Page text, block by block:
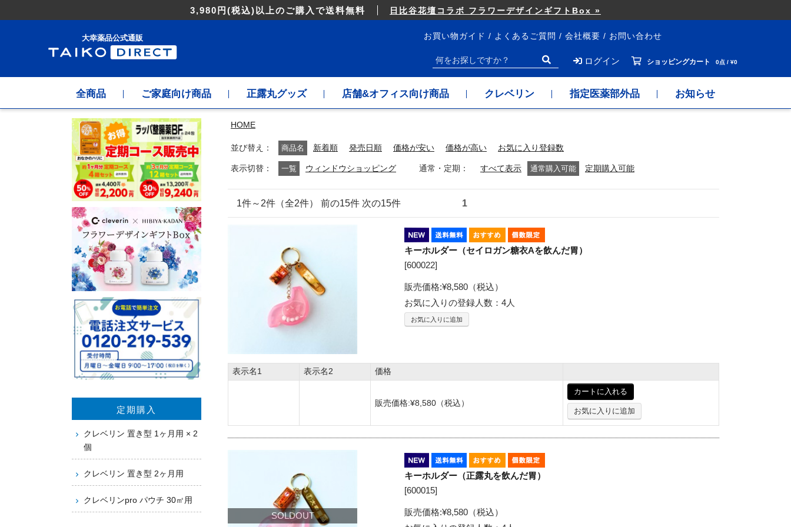
3,980円 (税込) 以上のご購入で送料無料 日比谷花壇コラボ フラワーデザインギフトBox »
大幸薬品公式通販 お買い物ガイド よくあるご質問 会社概要 お問い合わせ
ログイン ショッピングカート 0点 / ¥0
全商品 ご家庭向け商品 正露丸グッズ 店舗&オフィス向け商品 クレベリン 指定医薬部外品 お知らせ
定期購入
クレベリン 置き型 1ヶ月用 × 2
個
クレベリン 置き型 2ヶ月用
クレベリンpro パウチ 30㎡用
HOME
並び替え 商品名 新着順 発売日順 価格が安い 価格が高い お気に入り登録数
表示切替 一覧 ウィンドウショッピング 通常・定期 すべて表示 通常購入可能 定期購入可能
1件～2件（全2件） 前の15件 次の15件 1
キーホルダー（セイロガン糖衣Aを飲んだ胃）
[600022]
販売価格:¥8,580 （税込）
お気に入りの登録人数：4人
お気に入りに追加
表示名1 表示名2 価格
販売価格:¥8,580 （税込）
カートに入れる
お気に入りに追加
SOLDOUT
キーホルダー（正露丸を飲んだ胃）
[600015]
販売価格:¥8,580 （税込）